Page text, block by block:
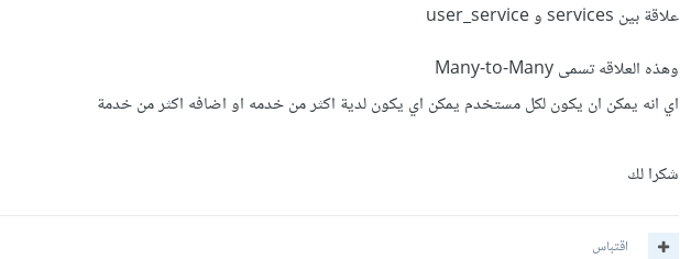
علاقة بين services و user_service
وهذه العلاقه تسمى Many-to-Many
اي انه يمكن ان يكون لكل مستخدم يمكن اي يكون لدية اكثر من خدمه او اضافه اكثر من خدمة
شكرا لك
اقتباس